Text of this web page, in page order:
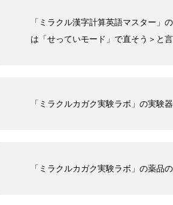
「ミラクル漢字計算英語マスター」
は「せっていモード」で直そう＞と言
「ミラクルカガク実験ラボ」の実験
「ミラクルカガク実験ラボ」の薬品